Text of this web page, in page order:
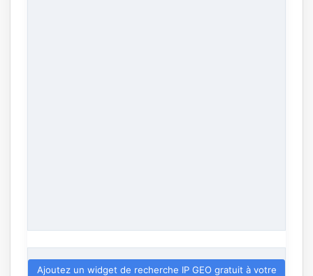
Ajoutez un widget de recherche IP GEO gratuit à votre